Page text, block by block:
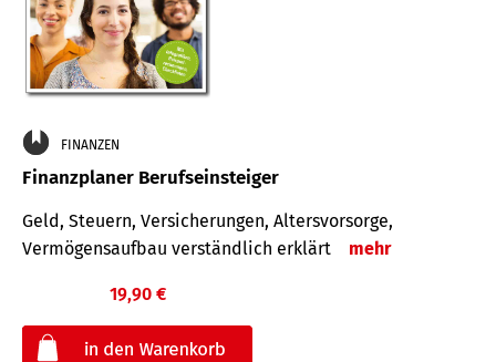
FINANZEN
Finanzplaner Berufseinsteiger
Geld, Steuern, Versicherungen, Altersvorsorge,
Vermögensaufbau verständlich erklärt
mehr
19,90 €